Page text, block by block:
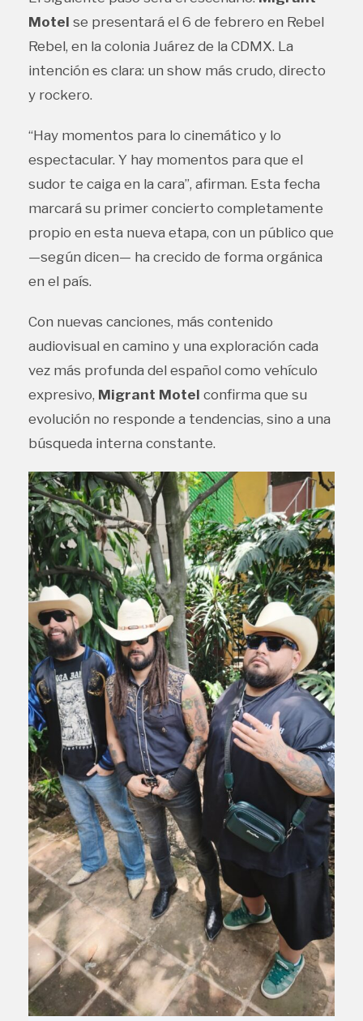
Motel se presentará el 6 de febrero en Rebel
Rebel, en la colonia Juárez de la CDMX. La
intención es clara: un show más crudo, directo
y rockero.
“Hay momentos para lo cinemático y lo
espectacular. Y hay momentos para que el
sudor te caiga en la cara”, afirman. Esta fecha
marcará su primer concierto completamente
propio en esta nueva etapa, con un público que
—según dicen— ha crecido de forma orgánica
en el país.
Con nuevas canciones, más contenido
audiovisual en camino y una exploración cada
vez más profunda del español como vehículo
expresivo, Migrant Motel confirma que su
evolución no responde a tendencias, sino a una
búsqueda interna constante.